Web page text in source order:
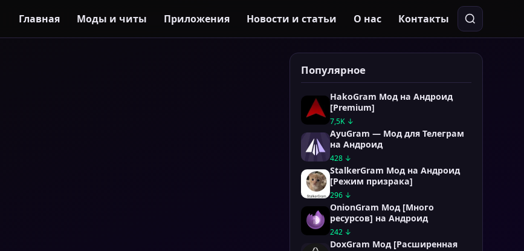
Главная Моды и читы Приложения Новости и статьи О нас Контакты
Популярное
HakoGram Мод на Андроид
[Premium]
7,5K ↓
AyuGram — Мод для Телеграм
на Андроид
428 ↓
StalkerGram Мод на Андроид
[Режим призрака]
296 ↓
OnionGram Мод [Много
ресурсов] на Андроид
242 ↓
DoxGram Мод [Расширенная